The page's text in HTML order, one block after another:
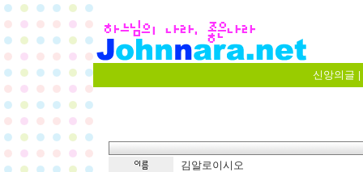
신앙의글
김알로이시오